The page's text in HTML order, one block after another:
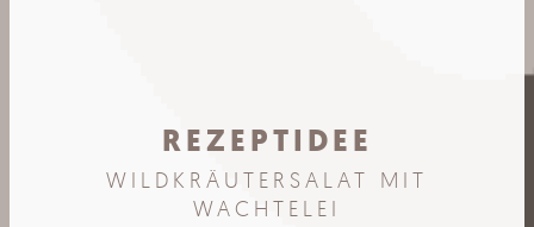
REZEPTIDEE
WILDKRÄUTERSALAT MIT
WACHTELEI